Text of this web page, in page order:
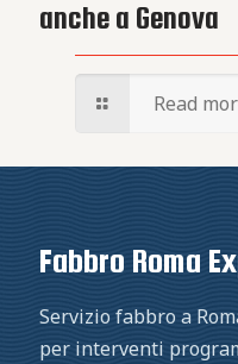
anche a Genova
Read
Fabbro Roma
Servizio fabbro a
per interventi